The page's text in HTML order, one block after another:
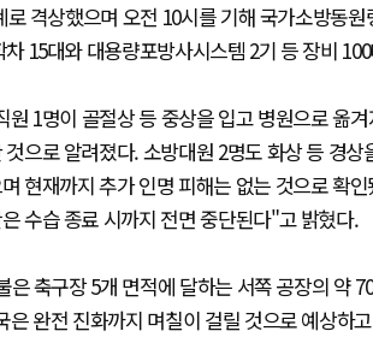
로 격상했으며 오전 10시를 기해 국가소방동
15대와 대용량포방사시스템 2기 등 장비
원 1명이 골절상 등 중상을 입고 병원으로 옮
으로 알려졌다. 소방대원 2명도 화상 등 경
현재까지 추가 인명 피해는 없는 것으로 확
수습 종료 시까지 전면 중단된다"고 밝혔다.
은 축구장 5개 면적에 달하는 서쪽 공장의 약
은 완전 진화까지 며칠이 걸릴 것으로 예상하